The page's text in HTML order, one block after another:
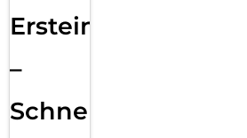
Ersteinrichtung
–
Schnelle